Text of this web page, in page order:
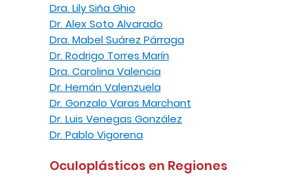
Dra. Lily Siña Ghio
Dr. Alex Soto Alvarado
Dra. Mabel Suárez Párraga
Dr. Rodrigo Torres Marín
Dra. Carolina Valencia
Dr. Hernán Valenzuela
Dr. Gonzalo Varas Marchant
Dr. Luis Venegas González
Dr. Pablo Vigorena
Oculoplásticos en Regiones